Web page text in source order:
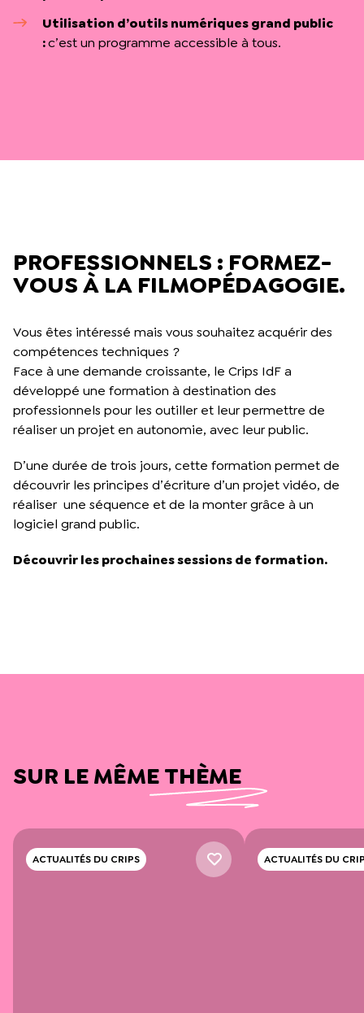
Utilisation d’outils numériques grand public
:c’est un programme accessible à tous.
PROFESSIONNELS : FORMEZ-
VOUS À LA FILMOPÉDAGOGIE.
Vous êtes intéressé mais vous souhaitez acquérir des
compétences techniques ?
Face à une demande croissante, le Crips IdF a
développé une formation à destination des
professionnels pour les outiller et leur permettre de
réaliser un projet en autonomie, avec leur public.
D’une durée de trois jours, cette formation permet de
découvrir les principes d’écriture d’un projet vidéo, de
réaliser une séquence et de la monter grâce à un
logiciel grand public.
Découvrir les prochaines sessions de formation.
SUR LE MÊME THÈME
ACTUALITÉS DU CRIPS ACTUALITÉS DU